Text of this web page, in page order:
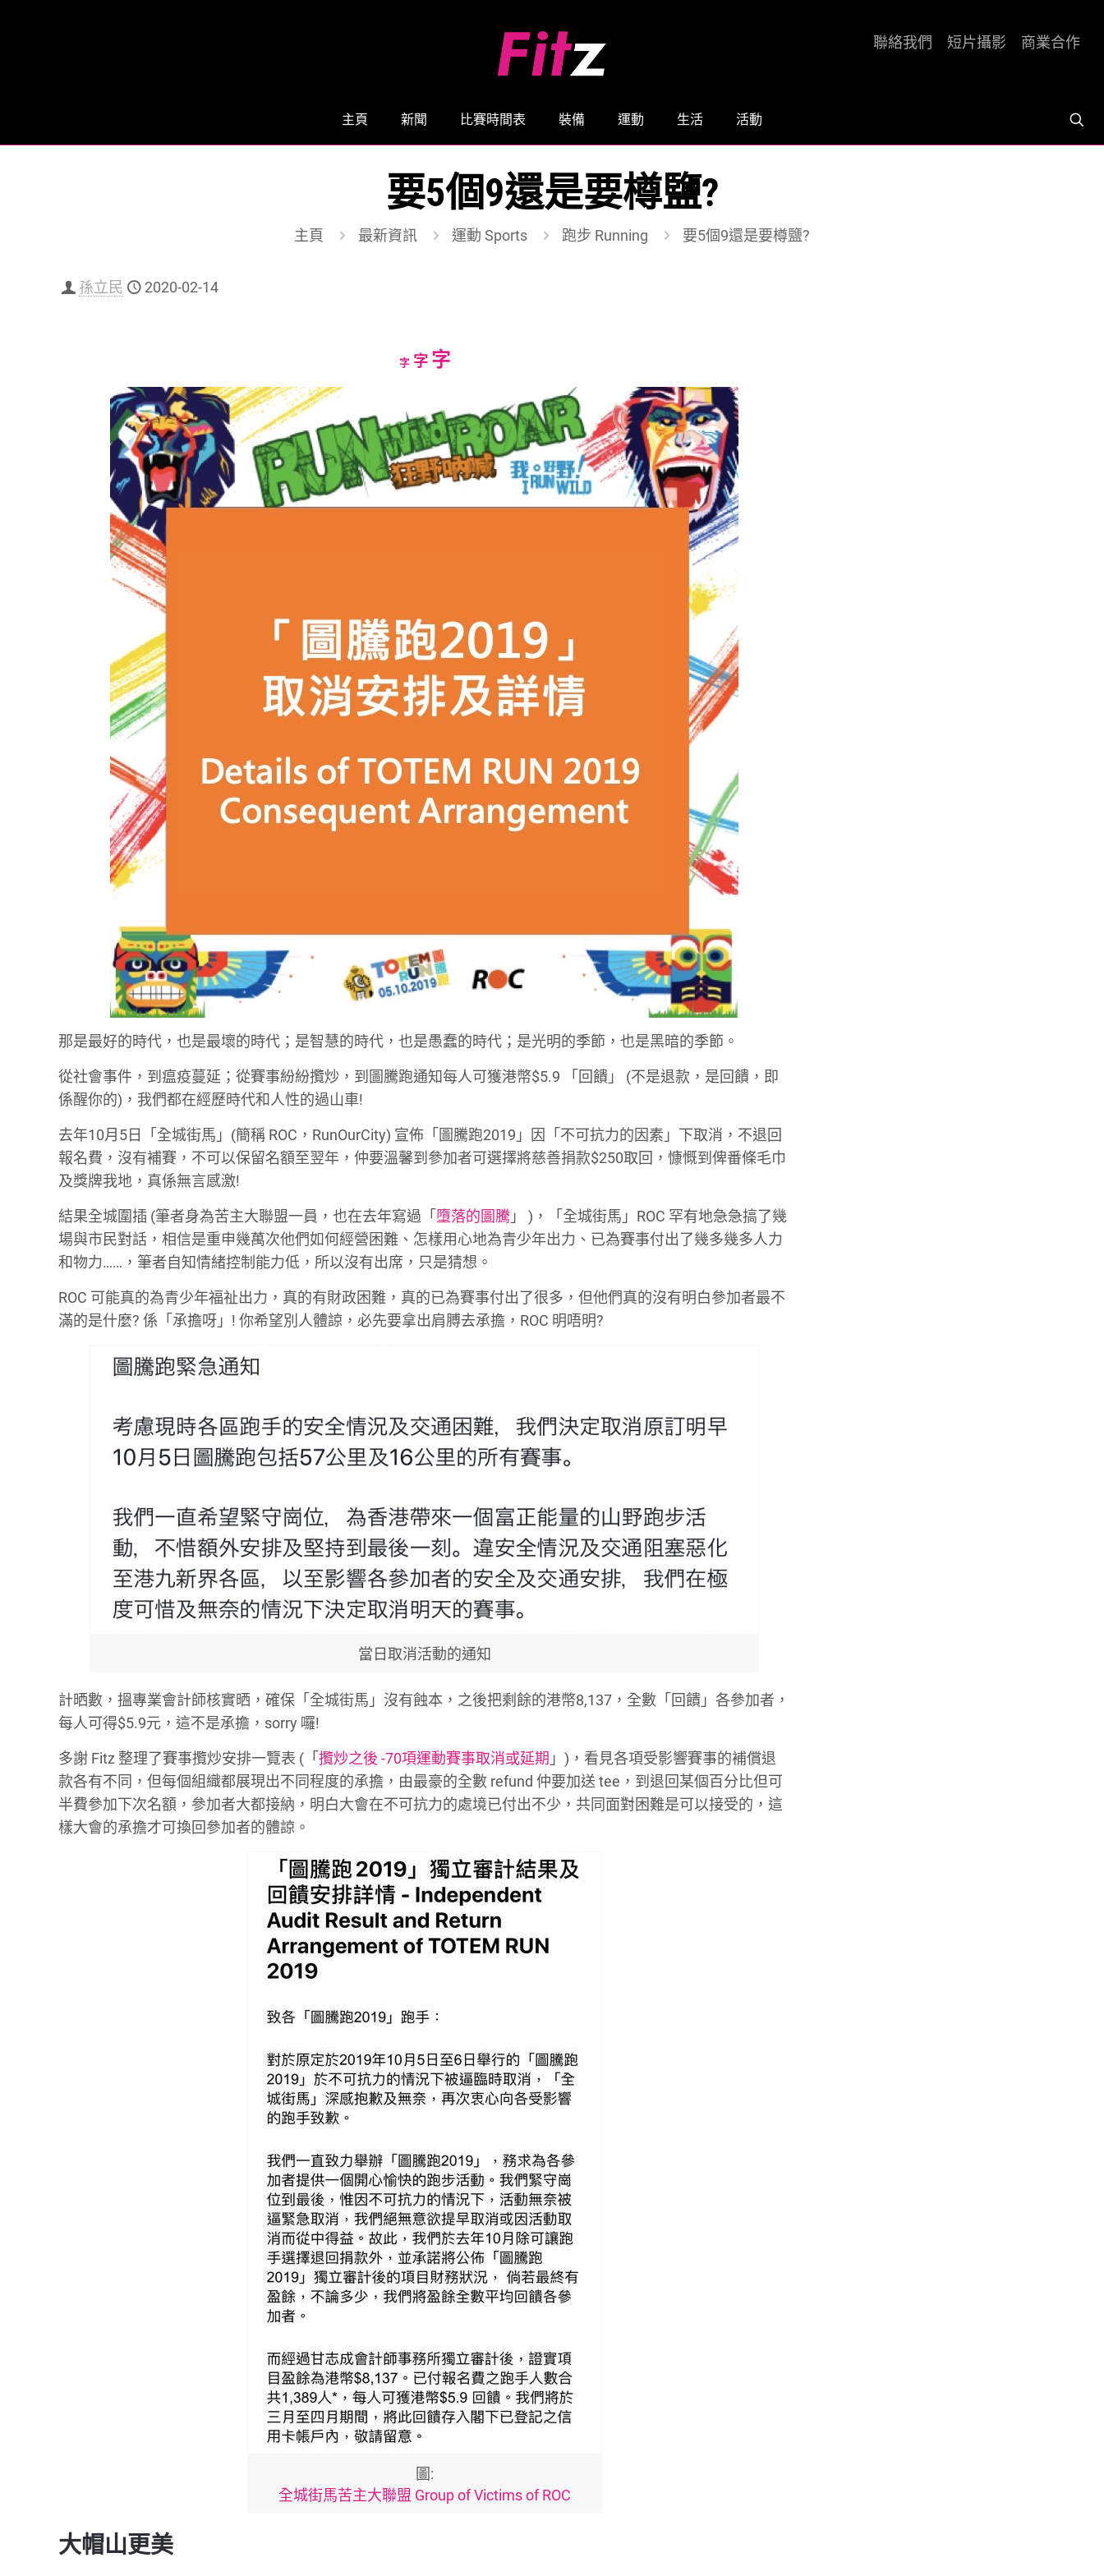
主頁 新聞 比賽時間表 裝備 運動 生活 活動
聯絡我們 短片攝影 商業合作
要5個9還是要樽鹽?
主頁 最新資訊 運動 Sports 跑步 Running 要5個9還是要樽鹽?
孫立民 2020-02-14
字Decrease
字Reset
字Increase
size.
那是最好的時代，也是最壞的時代；是智慧的時代，也是愚蠢的時代；是光明的季節，也是黑暗的季節。
從社會事件，到瘟疫蔓延；從賽事紛紛攬炒，到圖騰跑通知每人可獲港幣$5.9 「回饋」 (不是退款，是回饋，即
係醒你的)，我們都在經歷時代和人性的過山車!
去年10月5日「全城街馬」(簡稱 ROC，RunOurCity) 宣佈「圖騰跑2019」因「不可抗力的因素」下取消，不退回
報名費，沒有補賽，不可以保留名額至翌年，仲要溫馨到參加者可選擇將慈善捐款$250取回，慷慨到俾番條毛巾
及獎牌我地，真係無言感激!
結果全城圍插 (筆者身為苦主大聯盟一員，也在去年寫過「 墮落的圖騰 」 )，「全城街馬」ROC 罕有地急急搞了幾
場與市民對話，相信是重申幾萬次他們如何經營困難、怎樣用心地為青少年出力、已為賽事付出了幾多幾多人力
和物力……，筆者自知情緒控制能力低，所以沒有出席，只是猜想。
ROC 可能真的為青少年福祉出力，真的有財政困難，真的已為賽事付出了很多，但他們真的沒有明白參加者最不
滿的是什麼? 係「承擔呀」! 你希望別人體諒，必先要拿出肩膊去承擔，ROC 明唔明?
當日取消活動的通知
計晒數，搵專業會計師核實晒，確保「全城街馬」沒有蝕本，之後把剩餘的港幣8,137，全數「回饋」各參加者，
每人可得$5.9元，這不是承擔，sorry 囉!
多謝 Fitz 整理了賽事攬炒安排一覽表 (「攬炒之後 -70項運動賽事取消或延期 」)，看見各項受影響賽事的補償退
款各有不同，但每個組織都展現出不同程度的承擔，由最豪的全數 refund 仲要加送 tee，到退回某個百分比但可
半費參加下次名額，參加者大都接納，明白大會在不可抗力的處境已付出不少，共同面對困難是可以接受的，這
樣大會的承擔才可換回參加者的體諒。
圖:
全城街馬苦主大聯盟 Group of Victims of ROC
大帽山更美